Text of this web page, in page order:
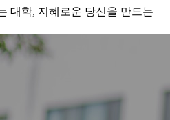
대학, 지혜로운 당신을 만드는